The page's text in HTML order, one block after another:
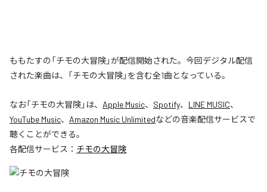
ももたすの「チモの大冒険」が配信開始された。今回デジタル配信
された楽曲は、「チモの大冒険」を含む全1曲となっている。
なお「チモの大冒険」は、 Apple Music、 Spotify、 LINE MUSIC、
YouTube Music、 Amazon Music Unlimitedなどの音楽配信サービスで
聴くことができる。
各配信サービス： チモの大冒険